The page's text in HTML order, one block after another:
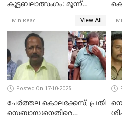
കൂട്ടബലാത്സംഗം: മൂന്ന്
1 Min Read View All 1
Posted On 17-10-2025
ചേര്‍ത്തല കൊലക്കേസ്; പ്രതി
സെബാസ്റ്റ്യനെതിരെ